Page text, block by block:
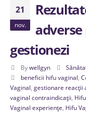
21
nov.
adverse
gestionezi
By wellgyn
beneficii hifu vaginal
Vaginal gestionare reacții
vaginal contraindicații
Vaginal experiențe Hifu